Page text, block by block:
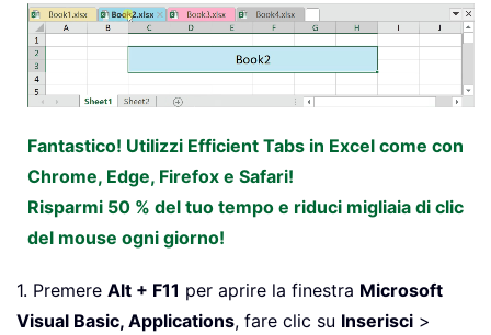
Fantastico! Utilizzi Efficient Tabs in Excel come con
Chrome, Edge, Firefox e Safari!
Risparmi 50 % del tuo tempo e riduci migliaia di clic
del mouse ogni giorno!
1. Premere Alt + F11 per aprire la finestra Microsoft
Visual Basic, Applications, fare clic su Inserisci >